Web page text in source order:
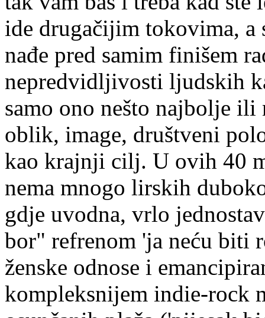
ide drugačijim tokovima, a
nađe pred samim finišem
nepredvidljivosti ljudskih
samo ono nešto najbolje
oblik, image, društveni
kao krajnji cilj. U ovih 40
nema mnogo lirskih
gdje uvodna, vrlo
bor" refrenom 'ja neću biti
ženske odnose i
kompleksnijem indie-rock